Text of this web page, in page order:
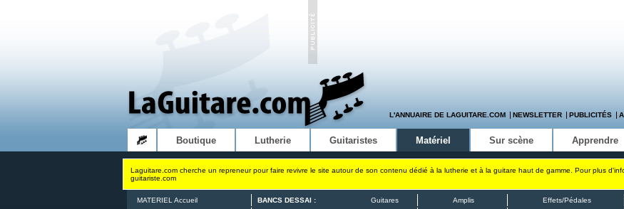
L'ANNUAIRE DE LAGUITARE.COM NEWSLETTER PUBLICITÉS
Boutique Lutherie Guitaristes Matériel Sur scène Apprendre
Laguitare.com cherche un repreneur pour faire revivre le site autour de son contenu dédié à la lutherie et à la guitare haut de gamme. Pour plus
guitariste.com
MATERIEL Accueil BANCS DESSAI : Guitares Amplis Effets/Pédales